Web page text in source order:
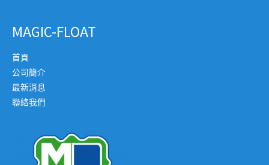
MAGIC-FLOAT
首頁
公司簡介
最新消息
聯絡我們